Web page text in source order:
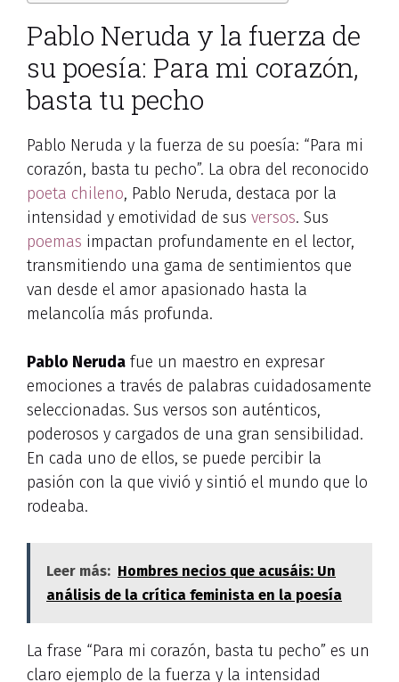
Pablo Neruda y la fuerza de
su poesía: Para mi corazón,
basta tu pecho
Pablo Neruda y la fuerza de su poesía: “Para mi
corazón, basta tu pecho”. La obra del reconocido
poeta chileno, Pablo Neruda, destaca por la
intensidad y emotividad de sus versos. Sus
poemas impactan profundamente en el lector,
transmitiendo una gama de sentimientos que
van desde el amor apasionado hasta la
melancolía más profunda.
Pablo Neruda fue un maestro en expresar
emociones a través de palabras cuidadosamente
seleccionadas. Sus versos son auténticos,
poderosos y cargados de una gran sensibilidad.
En cada uno de ellos, se puede percibir la
pasión con la que vivió y sintió el mundo que lo
rodeaba.
Leer más: Hombres necios que acusáis: Un
análisis de la crítica feminista en la poesía
La frase “Para mi corazón, basta tu pecho” es un
claro ejemplo de la fuerza y la intensidad